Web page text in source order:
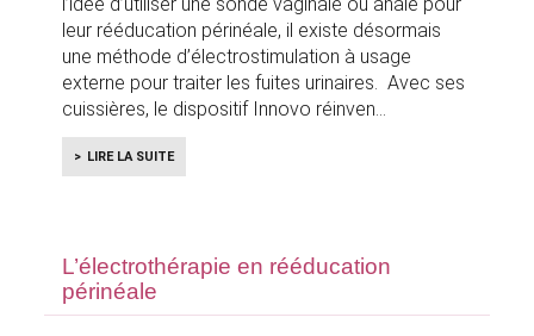
leur rééducation périnéale, il existe désormais
une méthode d’électrostimulation à usage
externe pour traiter les fuites urinaires. Avec ses
cuissières, le dispositif Innovo réinven
LIRE LA SUITE
L’électrothérapie en rééducation
périnéale